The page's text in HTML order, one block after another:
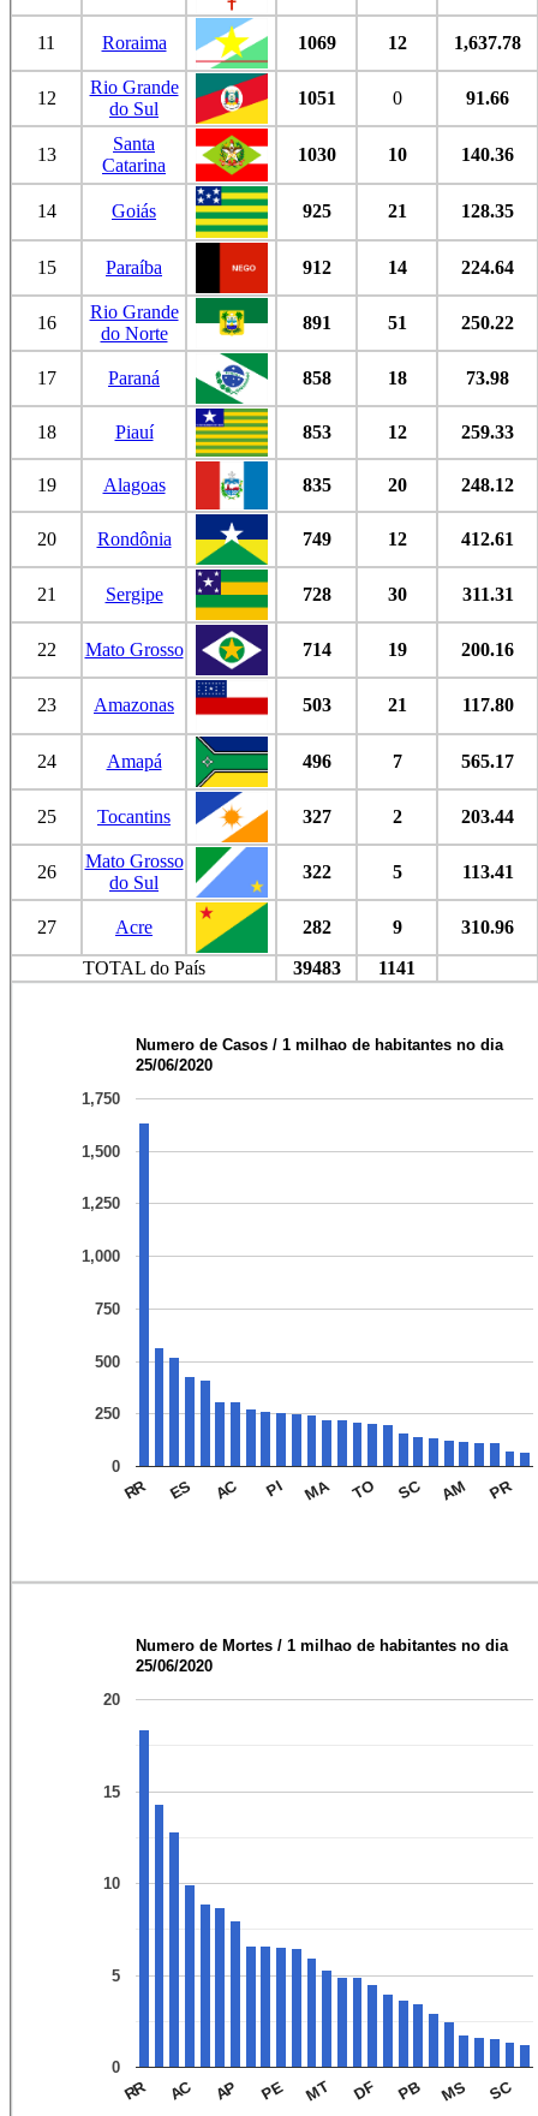
11 Roraima 1069 12 1,637.78
12
Rio Grande
do Sul
1051 0 91.66
13
Santa
Catarina
1030 10 140.36
14 Goiás 925 21 128.35
15 Paraíba 912 14 224.64
16
Rio Grande
do Norte
891 51 250.22
17 Paraná 858 18 73.98
18 Piauí 853 12 259.33
19 Alagoas 835 20 248.12
20 Rondônia 749 12 412.61
21 Sergipe 728 30 311.31
22 Mato Grosso 714 19 200.16
23 Amazonas 503 21 117.80
24 Amapá 496 7 565.17
25 Tocantins 327 2 203.44
26
Mato Grosso
do Sul
322 5 113.41
27 Acre 282 9
310.96
TOTAL do País
39483 1141
Numero de Casos / 1 milhao de habitantes no dia
25/06/2020
RR ES AC PI MA TO SC AM PR
0
250
500
750
1,000
1,250
1,500
1,750
Numero de Mortes / 1 milhao de habitantes no dia
25/06/2020
RR AC AP PE MT DF PB MS SC
0
5
10
15
20